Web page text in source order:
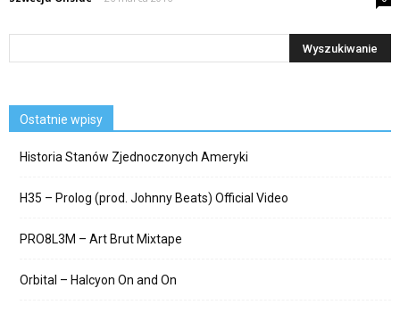
Ostatnie wpisy
Historia Stanów Zjednoczonych Ameryki
H35 – Prolog (prod. Johnny Beats) Official Video
PRO8L3M – Art Brut Mixtape
Orbital – Halcyon On and On